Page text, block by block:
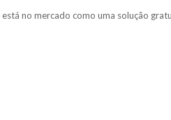
no mercado como uma solução